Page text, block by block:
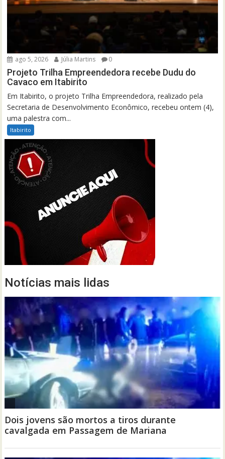
ago 5, 2026 Júlia Martins 0
Projeto Trilha Empreendedora recebe Dudu do
Cavaco em Itabirito
Em Itabirito, o projeto Trilha Empreendedora, realizado pela
Secretaria de Desenvolvimento Econômico, recebeu ontem (4),
uma palestra com...
Itabirito
Notícias mais lidas